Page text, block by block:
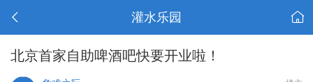
灌水乐园
北京首家自助啤酒吧快要开业啦！